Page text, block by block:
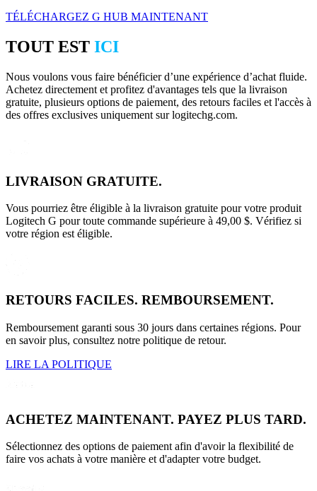
TÉLÉCHARGEZ G HUB MAINTENANT
TOUT EST ICI
Nous voulons vous faire bénéficier d’une expérience d’achat fluide.
Achetez directement et profitez d'avantages tels que la livraison
gratuite, plusieurs options de paiement, des retours faciles et l'accès à
des offres exclusives uniquement sur logitechg.com.
LIVRAISON GRATUITE.
Vous pourriez être éligible à la livraison gratuite pour votre produit
Logitech G pour toute commande supérieure à 49,00 $. Vérifiez si
votre région est éligible.
RETOURS FACILES. REMBOURSEMENT.
Remboursement garanti sous 30 jours dans certaines régions. Pour
en savoir plus, consultez notre politique de retour.
LIRE LA POLITIQUE
ACHETEZ MAINTENANT. PAYEZ PLUS TARD.
Sélectionnez des options de paiement afin d'avoir la flexibilité de
faire vos achats à votre manière et d'adapter votre budget.